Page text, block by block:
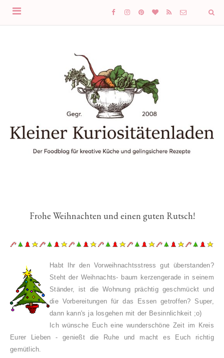
Frohe Weihnachten und einen guten Rutsch!
Habt Ihr den Vorweihnachtsstress gut überstanden?
Steht der Weihnachts- baum kerzengerade in seinem
Ständer, ist die Wohnung prächtig geschmückt und
die Vorbereitungen für das Essen getroffen? Super,
dann kann's ja losgehen mit der Besinnlic hkeit;o)
Ich wünsche Euch eine wunderschöne Zeit im Kreis
Eurer Lieben -genießt die Ruhe und macht es Euch richtig
gemütlich.